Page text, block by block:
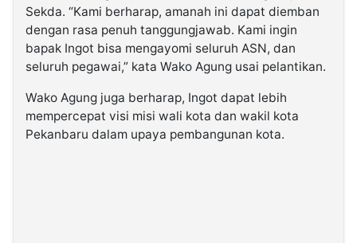
Sekda. “Kami berharap, amanah ini dapat diemban
dengan rasa penuh tanggungjawab. Kami ingin
bapak Ingot bisa mengayomi seluruh ASN, dan
seluruh pegawai,” kata Wako Agung usai pelantikan.
Wako Agung juga berharap, Ingot dapat lebih
mempercepat visi misi wali kota dan wakil kota
Pekanbaru dalam upaya pembangunan kota.